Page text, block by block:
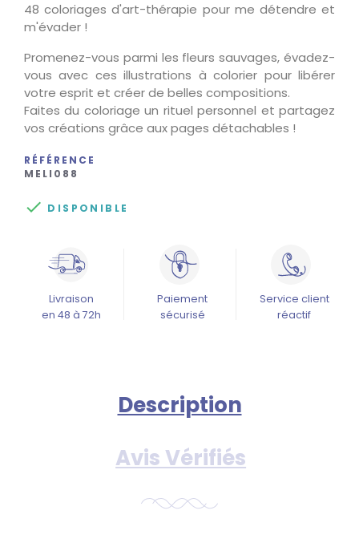
48 coloriages d'art-thérapie pour me détendre et
m'évader !
Promenez-vous parmi les fleurs sauvages, évadez-
vous avec ces illustrations à colorier pour libérer
votre esprit et créer de belles compositions.
Faites du coloriage un rituel personnel et partagez
vos créations grâce aux pages détachables !
RÉFÉRENCE
MELI088
 DISPONIBLE
Livraison
en 48 à 72h
Paiement
sécurisé
Service client
réactif
Description
Avis Vérifiés